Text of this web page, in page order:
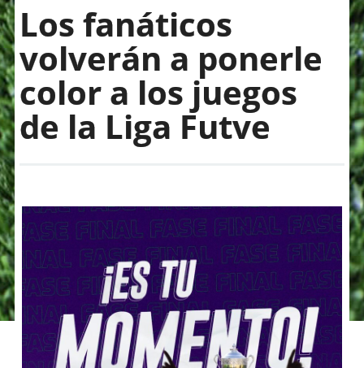
Los fanáticos
volverán a ponerle
color a los juegos
de la Liga Futve